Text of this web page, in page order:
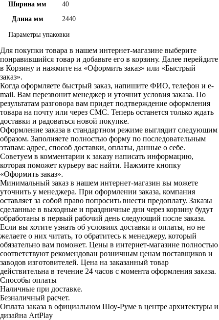
Ширина мм
40
Длина мм
2440
Параметры упаковки
Для покупки товара в нашем интернет-магазине выберите
понравившийся товар и добавьте его в корзину. Далее перейдите
в Корзину и нажмите на «Оформить заказ» или «Быстрый
заказ».
Когда оформляете быстрый заказ, напишите ФИО, телефон и e-
mail. Вам перезвонит менеджер и уточнит условия заказа. По
результатам разговора вам придет подтверждение оформления
товара на почту или через СМС. Теперь останется только ждать
доставки и радоваться новой покупке.
Оформление заказа в стандартном режиме выглядит следующим
образом. Заполняете полностью форму по последовательным
этапам: адрес, способ доставки, оплаты, данные о себе.
Советуем в комментарии к заказу написать информацию,
которая поможет курьеру вас найти. Нажмите кнопку
«Оформить заказ».
Минимальный заказ в нашем интернет-магазин вы можете
уточнить у менеджера. При оформлении заказа, компания
оставляет за собой право попросить внести предоплату. Заказы
сделанные в выходные и праздничные дни через корзину будут
обработаны в первый рабочий день следующий после заказа.
Если вы хотите узнать об условиях доставки и оплаты, но не
желаете о них читать, то обратитесь к менеджеру, который
обязательно вам поможет. Цены в интернет-магазине полностью
соответствуют рекомендован розничным ценам поставщиков и
заводов изготовителей. Цена на заказанный товар
действительна в течение 24 часов с момента оформления заказа.
Способы оплаты
Наличные при доставке.
Безналичный расчет.
Оплата заказа в официальном Шоу-Руме в центре архитектуры и
дизайна ArtPlay